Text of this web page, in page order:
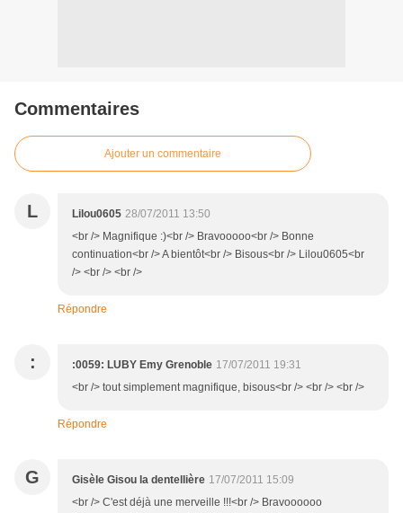
Commentaires
Ajouter un commentaire
L Lilou0605 28/07/2011 13:50
<br /> Magnifique :)<br /> Bravooooo<br /> Bonne
continuation<br /> A bientôt<br /> Bisous<br /> Lilou0605<br
/> <br /> <br />
Répondre
: :0059: LUBY Emy Grenoble 17/07/2011 19:31
<br /> tout simplement magnifique, bisous<br /> <br /> <br />
Répondre
G Gisèle Gisou la dentellière 17/07/2011 15:09
<br /> C'est déjà une merveille !!!<br /> Bravoooooo